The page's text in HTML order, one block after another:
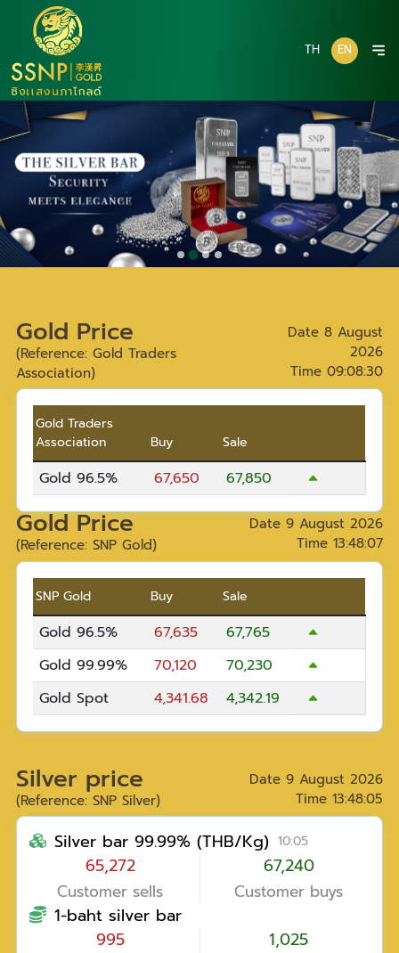
TH EN
Gold Price
(Reference: Gold Traders
Association)
Date 8 August
2026
Time 09:08:30
Gold Traders
Association
Buy Sale
Gold 96.5% 67,650 67,850
Gold Price
(Reference: SNP Gold)
Date 9 August 2026
Time 13:48:07
SNP Gold Buy Sale
Gold 96.5% 67,635
67,765
Gold 99.99%
70,120
70,230
Gold Spot
4,341.68 4,342.19
Silver price
(Reference: SNP Silver)
Date 9 August 2026
Time 13:48:05
Silver bar 99.99% (THB/Kg) 10:05
65,272
Customer sells
67,240
Customer buys
1-baht silver bar
995
1,025